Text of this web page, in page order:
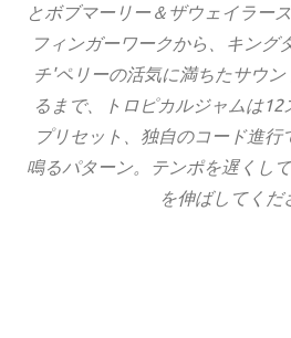
とボブマーリー＆ザウェイラー
フィンガーワークから、キング
チ'ペリーの活気に満ちたサウ
るまで、トロピカルジャムは
プリセット、独自のコード進行
鳴るパターン。テンポを遅くし
を伸ばしてくだ